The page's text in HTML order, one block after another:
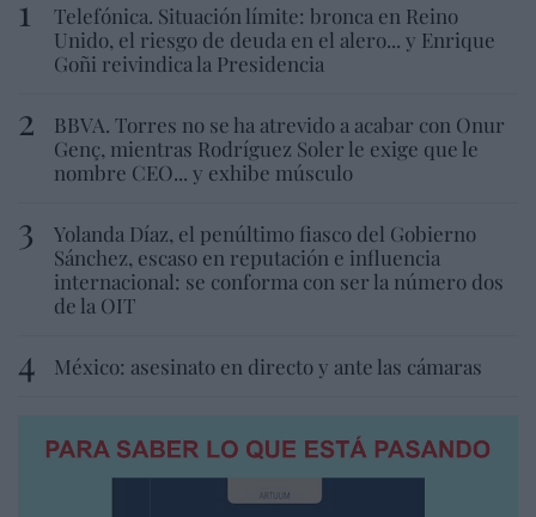
Telefónica. Situación límite: bronca en Reino
Unido, el riesgo de deuda en el alero... y Enrique
Goñi reivindica la Presidencia
BBVA. Torres no se ha atrevido a acabar con Onur
Genç, mientras Rodríguez Soler le exige que le
nombre CEO... y exhibe músculo
Yolanda Díaz, el penúltimo fiasco del Gobierno
Sánchez, escaso en reputación e influencia
internacional: se conforma con ser la número dos
de la OIT
México: asesinato en directo y ante las cámaras